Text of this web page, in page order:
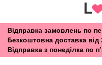
Відправка замовлень по
Безкоштовна доставка від
Відправка з понеділка по